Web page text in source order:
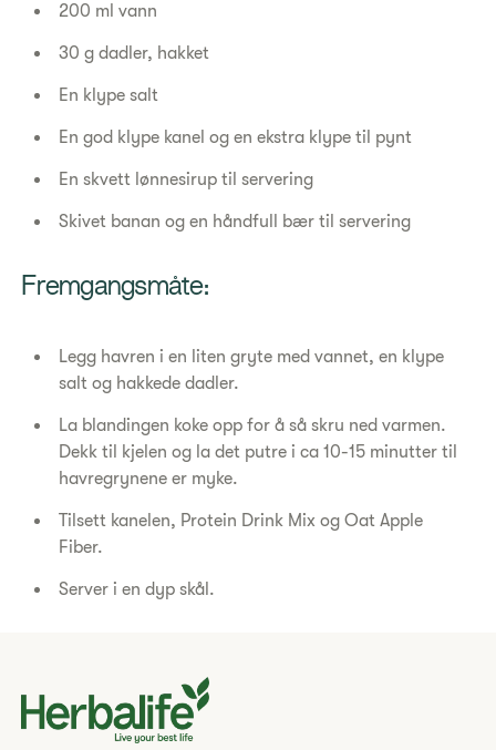
200 ml vann
30 g dadler, hakket
En klype salt
En god klype kanel og en ekstra klype til pynt
En skvett lønnesirup til servering
Skivet banan og en håndfull bær til servering
Fremgangsmåte:
Legg havren i en liten gryte med vannet, en klype
salt og hakkede dadler.
La blandingen koke opp for å så skru ned varmen.
Dekk til kjelen og la det putre i ca 10-15 minutter til
havregrynene er myke.
Tilsett kanelen, Protein Drink Mix og Oat Apple
Fiber.
Server i en dyp skål.